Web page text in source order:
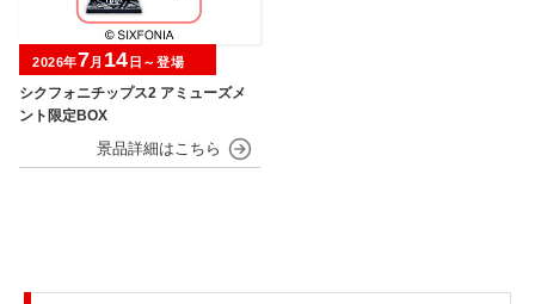
シクフォニチップス2 アミューズメ
ント限定BOX
2026年7月 14 日～登場